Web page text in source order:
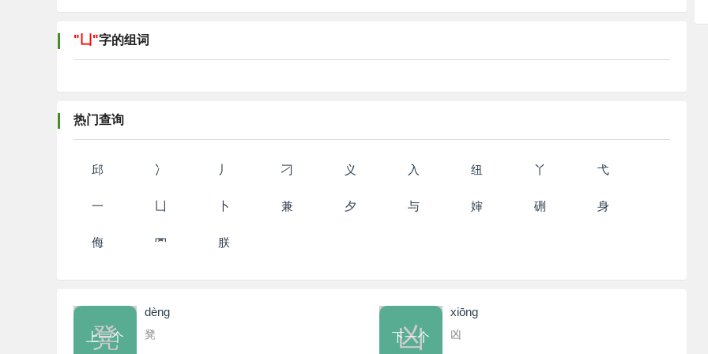
"凵"字的组词
热门查询
邱 冫 丿 刁 义 入 纽 丫 弋
一 卜 兼 夕 与 婶 硎 身
侮 罓 朕
上一个
凳
dènɡ
凳 下一个
凶
xiōnɡ
凶